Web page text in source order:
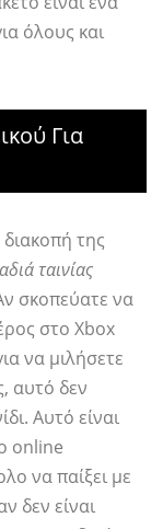
όλους και
Για
της
ταινίας
σκοπεύατε να
στο Xbox
να μιλήσετε
αυτό δεν
Αυτό είναι
online
να παίξει με
δεν είναι